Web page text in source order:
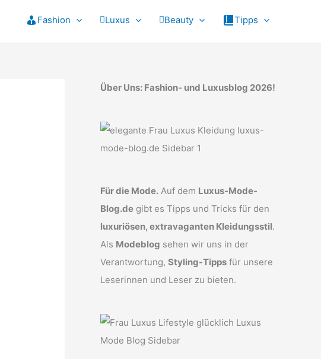
Fashion Luxus Beauty Tipps
Über Uns: Fashion- und Luxusblog 2026!
Für die Mode. Auf dem Luxus-Mode-
Blog.de gibt es Tipps und Tricks für den
luxuriösen, extravaganten Kleidungsstil.
Als Modeblog sehen wir uns in der
Verantwortung, Styling-Tipps für unsere
Leserinnen und Leser zu bieten.